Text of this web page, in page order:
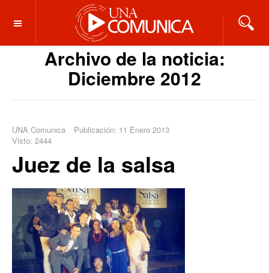
OFF CANVAS
Archivo de la noticia:
Diciembre 2012
UNA Comunica
Publicación: 11 Enero 2013
Visto: 2444
Juez de la salsa